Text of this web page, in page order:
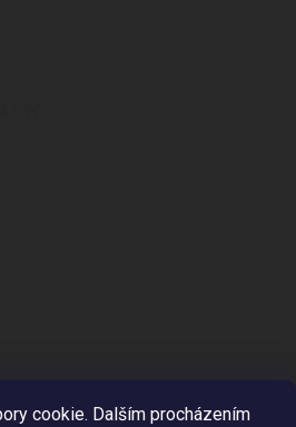
cookie. Dalším procházením